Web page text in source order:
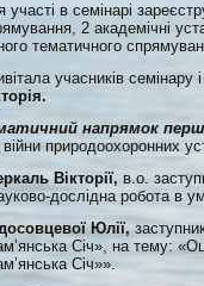
участі в семінарі
2 академічні
тематичного
учасників семінару
напрямок
війни природоохоронних
Вікторії, в.о.
дослідна робота в
Юлії,
Січ», на тему:
Січ»».